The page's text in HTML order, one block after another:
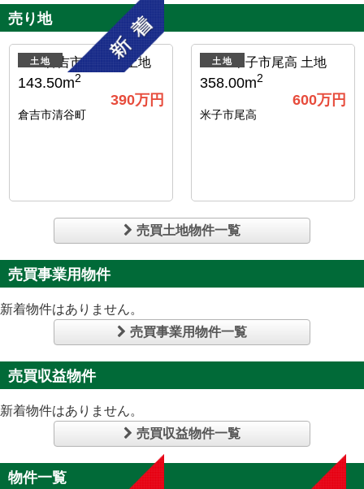
売り地
土地
143.50m2
390万円
倉吉市清谷町
土地
358.00m2
600万円
米子市尾高
売買土地物件一覧
売買事業用物件
新着物件はありません。
売買事業用物件一覧
売買収益物件
新着物件はありません。
売買収益物件一覧
物件一覧